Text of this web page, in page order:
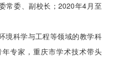
常委、副校长；2020年4月至
境科学与工程等领域的教学科
专家，重庆市学术技术带头